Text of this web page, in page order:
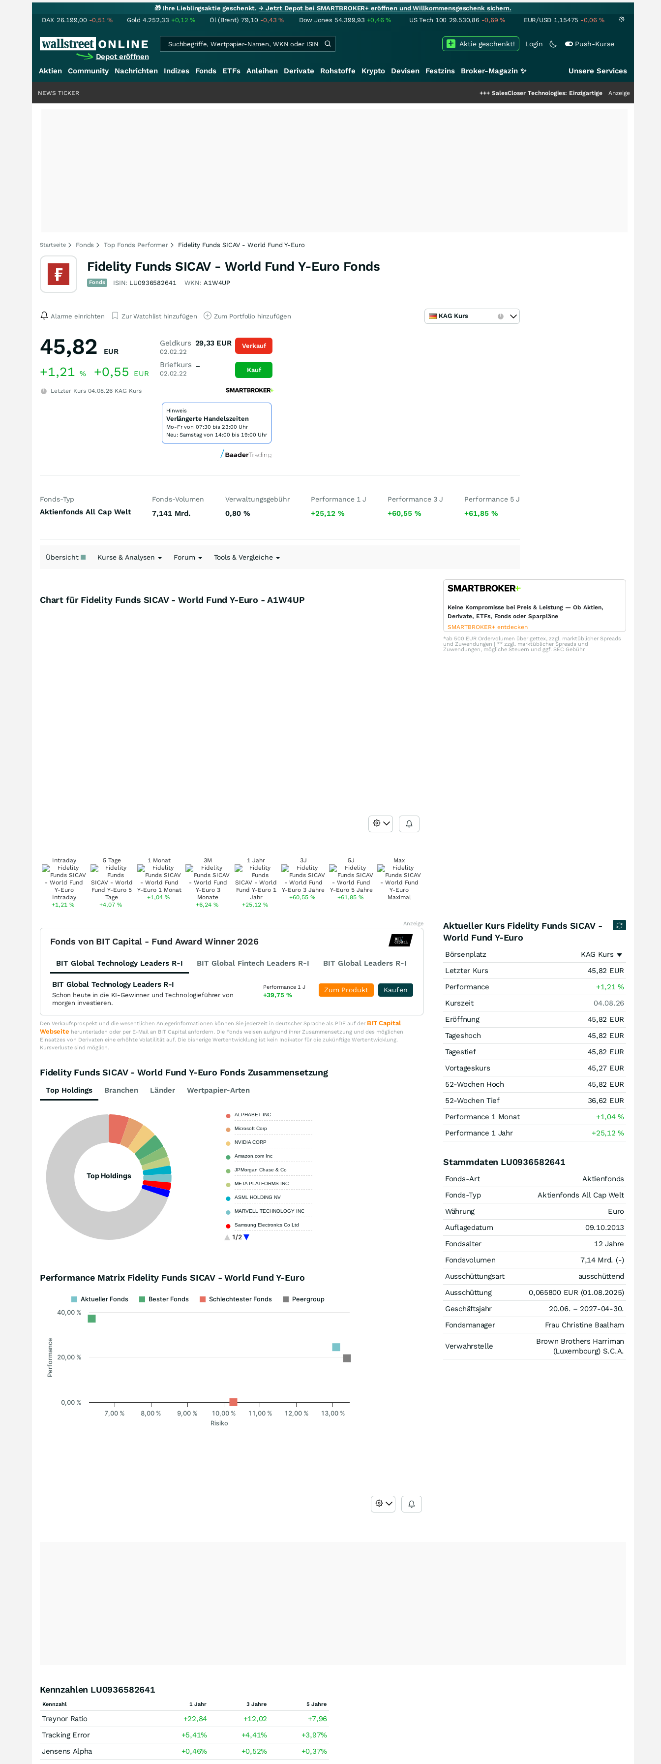
🎁 Ihre Lieblingsaktie geschenkt.→ Jetzt Depot bei SMARTBROKER+ eröffnen und Willkommensgeschenk sichern.
DAX 26.199,00 -0,51% Gold 4.252,33 +0,12% Öl (Brent) 79,10 -0,43% Dow Jones 54.399,93 +0,46% US Tech 100 29.530,86 -0,69% EUR/USD 1,15475 -0,06 %
Depot eröffnen
Login Push-Kurse
Aktie geschenkt!
Aktien Community Nachrichten Indizes Fonds ETFs Anleihen Derivate Rohstoffe Krypto Devisen Festzins Broker-Magazin ✨ Unsere Services
SalesCloser Technologies: Einzigartige Leistung zieht die Top-Dogs an!
Anzeige
NEWS TICKER
Startseite Fonds Top Fonds Performer Fidelity Funds SICAV - World Fund Y-Euro
Fidelity Funds SICAV - World Fund Y-Euro Fonds
Fonds ISIN: LU0936582641 WKN: A1W4UP
Alarme einrichten Zur Watchlist hinzufügen Zum Portfolio hinzufügen KAG Kurs
45,82 EUR
+1,21 % +0,55 EUR
Letzter Kurs 04.08.26 KAG Kurs
Geldkurs
02.02.22
29,33 EUR
Briefkurs
02.02.22
–
Verkauf
Kauf
Hinweis
Verlängerte Handelszeiten
Mo-Fr von 07:30 bis 23:00 Uhr
Neu: Samstag von 14:00 bis 19:00 Uhr
Fonds-Typ
Aktienfonds All Cap Welt
Fonds-Volumen
7,141 Mrd.
Verwaltungsgebühr
0,80 %
Performance 1 J
+25,12%
Performance 3 J
+60,55%
Performance 5 J
+61,85 %
Übersicht Kurse & Analysen Forum Tools & Vergleiche
Chart für Fidelity Funds SICAV - World Fund Y-Euro - A1W4UP
Intraday
+1,21%
5 Tage
+4,07%
1 Monat
+1,04 %
3M
+6,24 %
1 Jahr
+25,12%
3J
+60,55%
5J
+61,85 %
Max
Keine Kompromisse bei Preis & Leistung — Ob Aktien,
Derivate, ETFs, Fonds oder Sparpläne
SMARTBROKER+ entdecken
*ab 500 EUR Ordervolumen über gettex, zzgl. marktüblicher Spreads
und Zuwendungen | ** zzgl. marktüblicher Spreads und
Zuwendungen, mögliche Steuern und ggf. SEC Gebühr
Anzeige
Fonds von BIT Capital - Fund Award Winner 2026
BIT Global Technology Leaders R-I BIT Global Fintech Leaders R-I BIT Global Leaders R-I
BIT Global Technology Leaders R-I
Schon heute in die KI-Gewinner und Technologieführer von
morgen investieren.
Performance 1 J
+39,75 %
Kaufen
Zum Produkt
Den Verkaufsprospekt und die wesentlichen Anlegerinformationen können Sie jederzeit in deutscher Sprache als PDF auf der BIT Capital
Webseite herunterladen oder per E-Mail an BIT Capital anfordern. Die Fonds weisen aufgrund ihrer Zusammensetzung und des möglichen
Einsatzes von Derivaten eine erhöhte Volatilität auf. Die bisherige Wertentwicklung ist kein Indikator für die zukünftige Wertentwicklung.
Kursverluste sind möglich.
Fidelity Funds SICAV - World Fund Y-Euro Fonds Zusammensetzung
Top Holdings Branchen Länder Wertpapier-Arten
Top Holdings
1/2
ALPHABET INC
Microsoft Corp
NVIDIA CORP
Amazon.com Inc
JPMorgan Chase & Co
META PLATFORMS INC
ASML HOLDING NV
MARVELL TECHNOLOGY INC
Samsung Electronics Co Ltd
APPLE INC
Performance Matrix Fidelity Funds SICAV - World Fund Y-Euro
Risiko
Performance
Aktueller Fonds Bester Fonds Schlechtester Fonds Peergroup
7,00 % 8,00 % 9,00 % 10,00 % 11,00 % 12,00 % 13,00 %
0,00 %
20,00 %
40,00 %
Aktueller Kurs Fidelity Funds SICAV -
World Fund Y-Euro
Börsenplatz
KAG Kurs
Letzter Kurs
45,82 EUR
Performance
+1,21%
Kurszeit
04.08.26
Eröffnung
45,82 EUR
Tageshoch
45,82 EUR
Tagestief
45,82 EUR
Vortageskurs
45,27 EUR
52-Wochen Hoch
45,82 EUR
52-Wochen Tief
36,62 EUR
Performance 1 Monat
+1,04%
Performance 1 Jahr
+25,12%
Stammdaten LU0936582641
Fonds-Art
Aktienfonds
Fonds-Typ
Aktienfonds All Cap Welt
Währung
Euro
Auflagedatum
09.10.2013
Fondsalter
12 Jahre
Fondsvolumen
7,14 Mrd. (-)
Ausschüttungsart
ausschüttend
Ausschüttung
0,065800 EUR (01.08.2025)
Geschäftsjahr
20.06. – 2027-04-30.
Fondsmanager
Frau Christine Baalham
Verwahrstelle
Brown Brothers Harriman
(Luxembourg) S.C.A.
Kennzahlen LU0936582641
Kennzahl 1 Jahr 3 Jahre 5 Jahre
Treynor Ratio +22,84 +12,02
+7,96
Tracking Error
+5,41% +4,41% +3,97%
Jensens Alpha
+0,46% +0,52% +0,37%